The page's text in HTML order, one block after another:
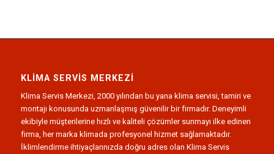
KLIMA SERVIS MERKEZI
Klima Servis Merkezi, 2000 yılından bu yana klima servisi, tamiri ve
montajı konusunda uzmanlaşmış güvenilir bir firmadır. Deneyimli
ekibiyle müşterilerine hızlı ve kaliteli çözümler sunmayı ilke edinen
firma, her marka klimada profesyonel hizmet sağlamaktadır.
İklimlendirme ihtiyaçlarınızda doğru adres olan Klima Servis